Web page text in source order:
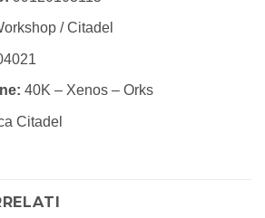
/ Citadel
40K – Xenos – Orks
Citadel